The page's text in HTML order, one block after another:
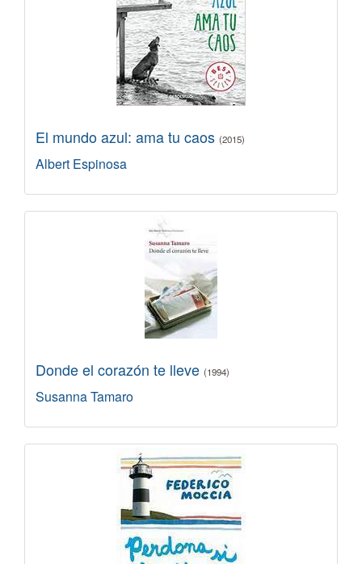
El mundo azul: ama tu caos (2015)
Albert Espinosa
Donde el corazón te lleve (1994)
Susanna Tamaro